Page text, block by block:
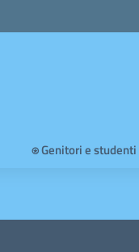
⍟ Genitori e studenti